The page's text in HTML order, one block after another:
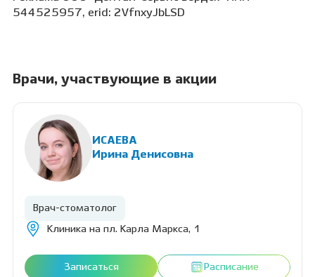
544525957, erid: 2VfnxyJbLSD
Врачи, участвующие в акции
ИСАЕВА
Ирина Денисовна
Врач-стоматолог
Клиника на пл. Карла Маркса, 1
Записаться Расписание